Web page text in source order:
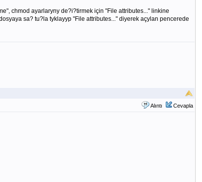
chmod ayarlaryny de?i?tirmek için "File attributes..." linkine
sa? tu?la tyklayyp "File attributes..." diyerek açylan pencerede
Alıntı Cevapla